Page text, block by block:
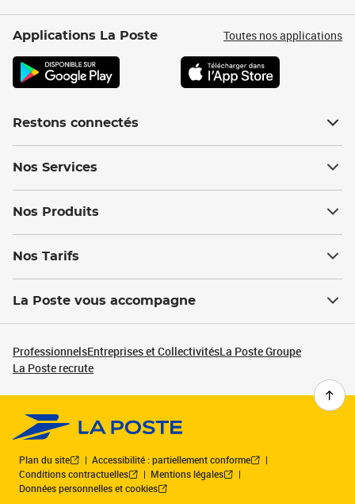
Applications La Poste Toutes nos applications
Restons connectés
Nos Services
Nos Produits
Nos Tarifs
La Poste vous accompagne
ProfessionnelsEntreprises et CollectivitésLa Poste Groupe
La Poste recrute
Plan du site
Accessibilité : partiellement conforme
Conditions contractuelles
Mentions légales
Données personnelles et cookies